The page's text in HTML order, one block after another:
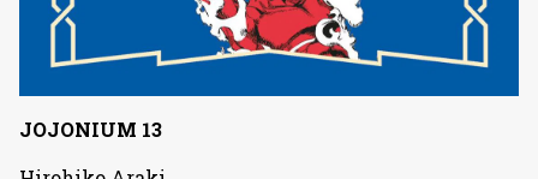
JOJONIUM 13